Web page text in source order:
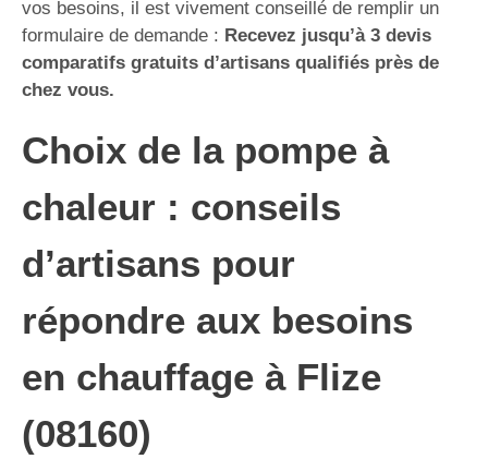
vos besoins, il est vivement conseillé de remplir un
formulaire de demande : Recevez jusqu’à 3 devis
comparatifs gratuits d’artisans qualifiés près de
chez vous.
Choix de la pompe à
chaleur : conseils
d’artisans pour
répondre aux besoins
en chauffage à Flize
(08160)